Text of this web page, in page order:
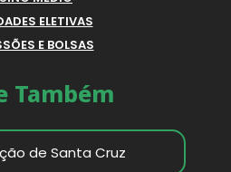
ELETIVAS
E BOLSAS
Também
de Santa Cruz